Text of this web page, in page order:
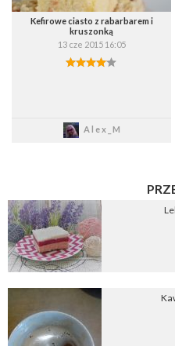
Kefirowe ciasto z rabarbarem i
kruszonką
13 cze 2015 16:05
Alex_M
Zapisz